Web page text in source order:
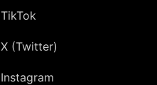
TikTok
X (Twitter)
Instagram